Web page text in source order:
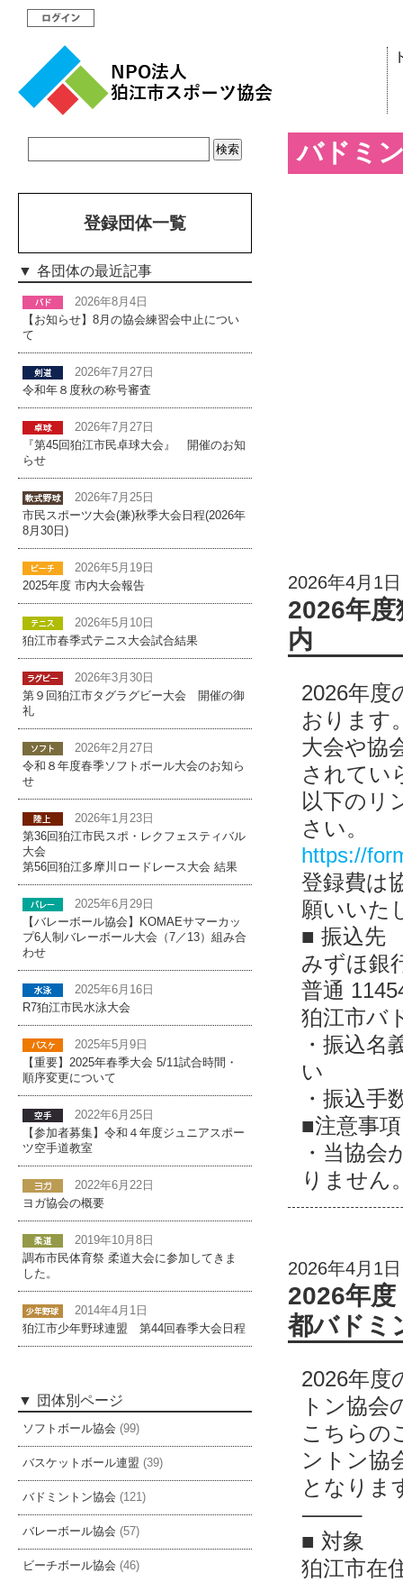
バドミ
2026年4月1日
2026年
内
2026年度
おります
大会や協
されてい
以下のリ
さい。
https://
登録費は
願いいた
■ 振込先
みずほ銀
普通
狛江市バ
・振込名
い
・振込手
■注意事項
・当協会
りません
2026年4月1日
2026年
都バドミ
2026年度
トン協会
こちらの
ントン協
となりま
⸻
■ 対象
狛江市在
登録団体一覧
各団体の最近記事
2026年8月4日
【お知らせ】8月の協会練習会中止につい
て
2026年7月27日
令和年８度秋の称号審査
2026年7月27日
『第45回狛江市民卓球大会』 開催のお知
らせ
2026年7月25日
市民スポーツ大会(兼)秋季大会日程(2026年
8月30日)
2026年5月19日
2025年度 市内大会報告
2026年5月10日
狛江市春季式テニス大会試合結果
2026年3月30日
第９回狛江市タグラグビー大会 開催の御
礼
2026年2月27日
令和８年度春季ソフトボール大会のお知ら
せ
2026年1月23日
第36回狛江市民スポ・レクフェスティバル
大会
第56回狛江多摩川ロードレース大会 結果
2025年6月29日
【バレーボール協会】KOMAEサマーカッ
プ6人制バレーボール大会（7／13）組み合
わせ
2025年6月16日
R7狛江市民水泳大会
2025年5月9日
【重要】2025年春季大会 5/11試合時間・
順序変更について
2022年6月25日
【参加者募集】令和４年度ジュニアスポー
ツ空手道教室
2022年6月22日
ヨガ協会の概要
2019年10月8日
調布市民体育祭 柔道大会に参加してきま
した。
2014年4月1日
狛江市少年野球連盟 第44回春季大会日程
団体別ページ
ソフトボール協会 (99)
バスケットボール連盟 (39)
バドミントン協会 (121)
バレーボール協会 (57)
ビーチボール協会 (46)